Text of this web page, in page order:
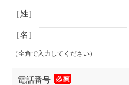
［姓］
［名］
（全角で入力してください）
電話番号